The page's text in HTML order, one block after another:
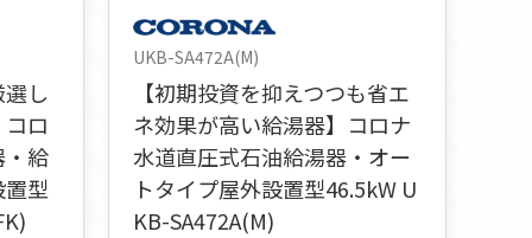
し
ロ
給
型
UKB-SA472A(M)
【初期投資を抑えつつも省エ
ネ効果が高い給湯器】コロナ
水道直圧式石油給湯器・オー
トタイプ屋外設置型46.5kW U
KB-SA472A(M)